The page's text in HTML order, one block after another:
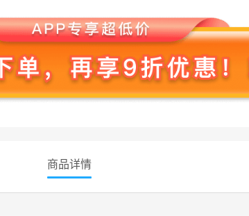
商品详情